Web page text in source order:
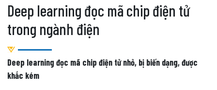
Deep learning đọc mã chip điện tử
trong ngành điện
Deep learning đọc mã chip điện tử nhỏ, bị biến dạng, được
khắc kém